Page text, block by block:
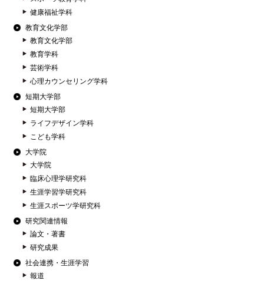
健康福祉学科
教育文化学部
教育文化学部
教育学科
芸術学科
心理カウンセリング学科
短期大学部
短期大学部
ライフデザイン学科
こども学科
大学院
大学院
臨床心理学研究科
生涯学習学研究科
生涯スポーツ学研究科
研究関連情報
論文・著書
研究成果
社会連携・生涯学習
報道